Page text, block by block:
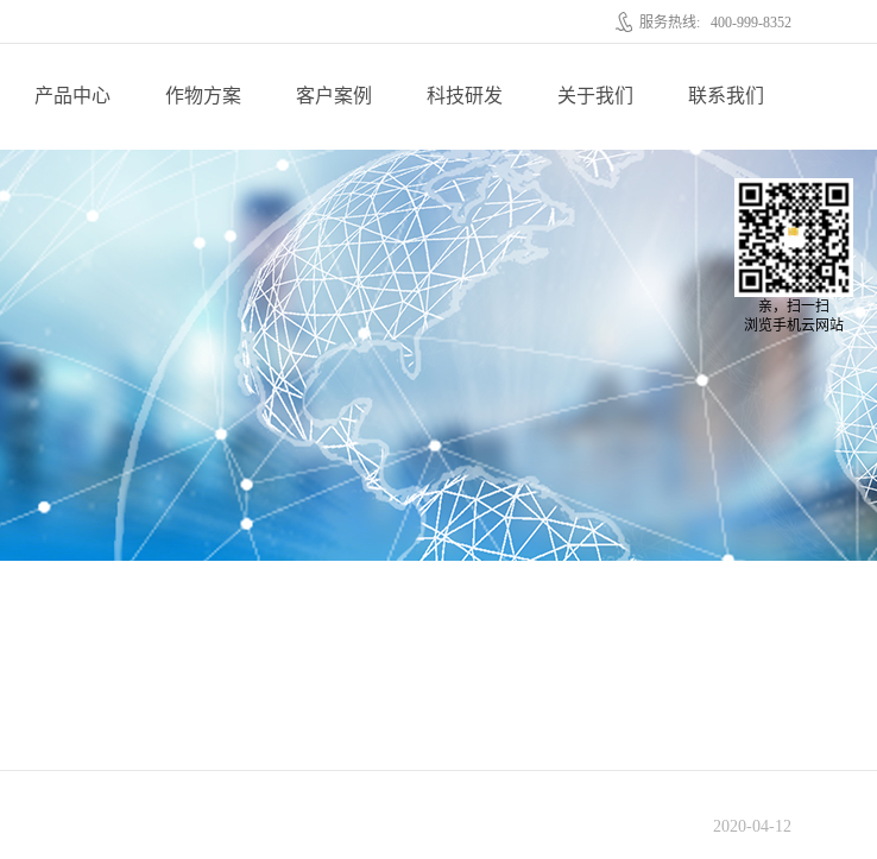
服务热线: 400-999-8352
产品中心 作物方案 客户案例 科技研发 关于我们 联系我们
2020-04-12
亲，扫一扫
浏览手机云网站